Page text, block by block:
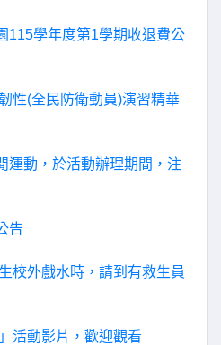
115學年度第1學期收退費公
性(全民防衛動員)演習精華
運動，於活動辦理期間，注
告
校外戲水時，請到有救生員
活動影片，歡迎觀看